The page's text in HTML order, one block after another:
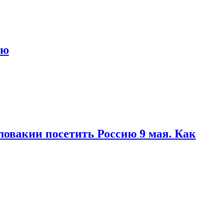
посетить Россию 9 мая. Как